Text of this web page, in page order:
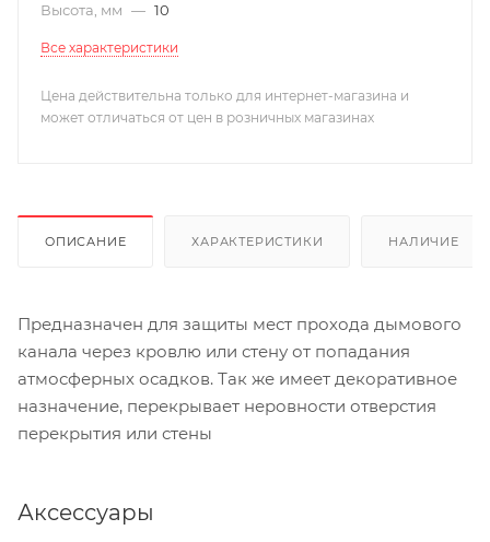
Высота, мм — 10
Все характеристики
Цена действительна только для интернет-магазина и
может отличаться от цен в розничных магазинах
ОПИСАНИЕ ХАРАКТЕРИСТИКИ НАЛИЧИЕ
Предназначен для защиты мест прохода дымового
канала через кровлю или стену от попадания
атмосферных осадков. Так же имеет декоративное
назначение, перекрывает неровности отверстия
перекрытия или стены
Аксессуары